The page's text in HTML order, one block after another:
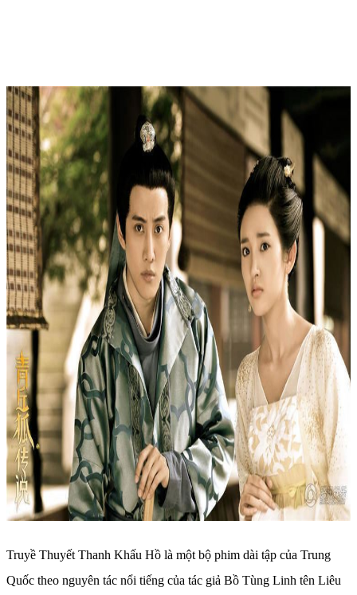
Truyề Thuyết Thanh Khấu Hồ là một bộ phim dài tập của Trung
Quốc theo nguyên tác nổi tiếng của tác giả Bồ Tùng Linh tên Liêu